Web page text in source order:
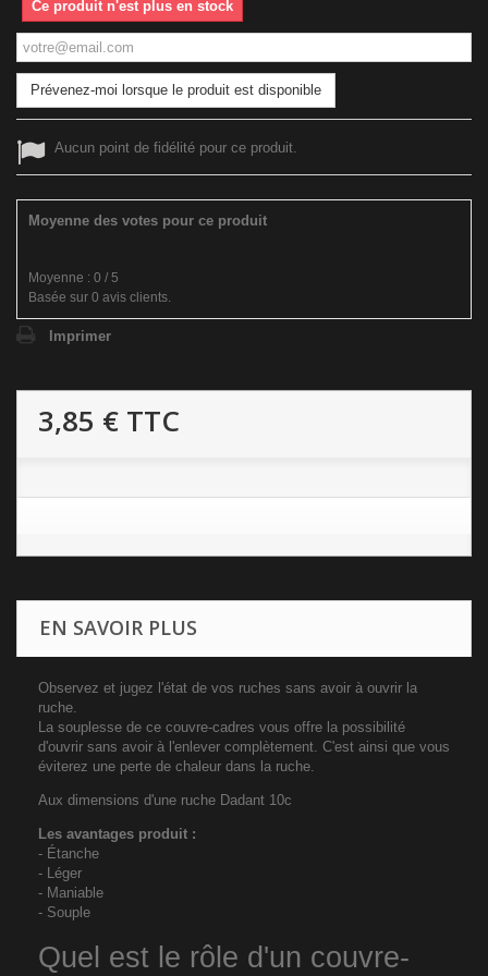
Ce produit n'est plus en stock
Prévenez-moi lorsque le produit est disponible
Aucun point de fidélité pour ce produit.
Moyenne des votes pour ce produit
Moyenne : 0 / 5
Basée sur 0 avis clients.
Imprimer
3,85 € TTC
EN SAVOIR PLUS
Observez et jugez l'état de vos ruches sans avoir à ouvrir la
ruche.
La souplesse de ce couvre-cadres vous offre la possibilité
d'ouvrir sans avoir à l'enlever complètement. C'est ainsi que vous
éviterez une perte de chaleur dans la ruche.
Aux dimensions d'une ruche Dadant 10c
Les avantages produit :
- Étanche
- Léger
- Maniable
- Souple
Quel est le rôle d'un couvre-